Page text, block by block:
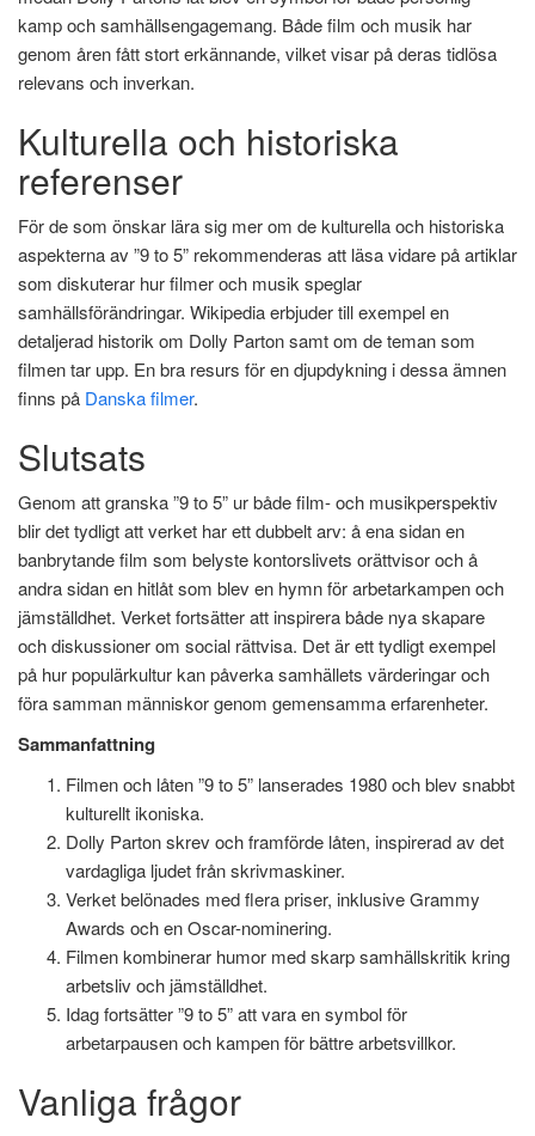
kamp och samhällsengagemang. Både film och musik har
genom åren fått stort erkännande, vilket visar på deras tidlösa
relevans och inverkan.
Kulturella och historiska
referenser
För de som önskar lära sig mer om de kulturella och historiska
aspekterna av ”9 to 5” rekommenderas att läsa vidare på artiklar
som diskuterar hur filmer och musik speglar
samhällsförändringar. Wikipedia erbjuder till exempel en
detaljerad historik om Dolly Parton samt om de teman som
filmen tar upp. En bra resurs för en djupdykning i dessa ämnen
finns på Danska filmer.
Slutsats
Genom att granska ”9 to 5” ur både film- och musikperspektiv
blir det tydligt att verket har ett dubbelt arv: å ena sidan en
banbrytande film som belyste kontorslivets orättvisor och å
andra sidan en hitlåt som blev en hymn för arbetarkampen och
jämställdhet. Verket fortsätter att inspirera både nya skapare
och diskussioner om social rättvisa. Det är ett tydligt exempel
på hur populärkultur kan påverka samhällets värderingar och
föra samman människor genom gemensamma erfarenheter.
Sammanfattning
Filmen och låten ”9 to 5” lanserades 1980 och blev snabbt
kulturellt ikoniska.
Dolly Parton skrev och framförde låten, inspirerad av det
vardagliga ljudet från skrivmaskiner.
Verket belönades med flera priser, inklusive Grammy
Awards och en Oscar-nominering.
Filmen kombinerar humor med skarp samhällskritik kring
arbetsliv och jämställdhet.
Idag fortsätter ”9 to 5” att vara en symbol för
arbetarpausen och kampen för bättre arbetsvillkor.
Vanliga frågor